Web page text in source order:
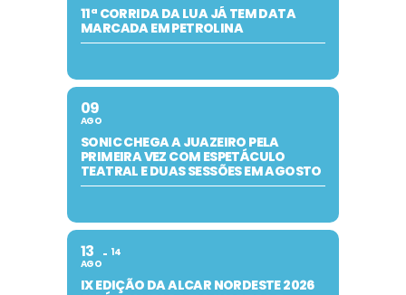
11ª CORRIDA DA LUA JÁ TEM DATA
MARCADA EM PETROLINA
09
AGO
SONIC CHEGA A JUAZEIRO PELA
PRIMEIRA VEZ COM ESPETÁCULO
TEATRAL E DUAS SESSÕES EM AGOSTO
13
AGO
14
IX EDIÇÃO DA ALCAR NORDESTE 2026